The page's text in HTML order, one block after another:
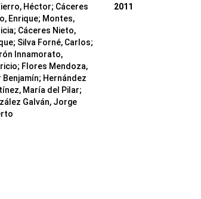
Héctor; Cáceres
Enrique; Montes,
; Cáceres Nieto,
; Silva Forné, Carlos;
Innamorato,
; Flores Mendoza,
Benjamín; Hernández
María del Pilar;
Galván, Jorge
2011